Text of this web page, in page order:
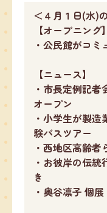
＜４月１日(水)
【オープニング】
・公民館がコ
【ニュース】
・市長定例記
オープン
・小学生が製
験バスツアー
・西地区高齢
・お彼岸の伝
き
・奥谷凛子 個展